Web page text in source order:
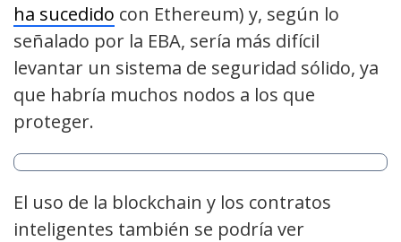
ha sucedido con Ethereum) y, según lo
señalado por la EBA, sería más difícil
levantar un sistema de seguridad sólido, ya
que habría muchos nodos a los que
proteger.
El uso de la blockchain y los contratos
inteligentes también se podría ver